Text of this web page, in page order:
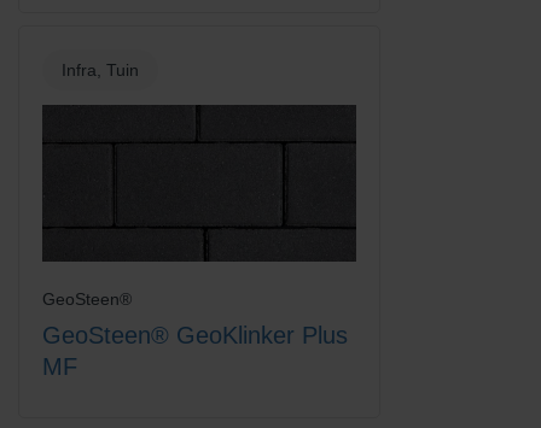
Rood/Zwart genuanceerd
Infra, Tuin
GeoSteen®
GeoSteen® GeoKlinker Plus
MF